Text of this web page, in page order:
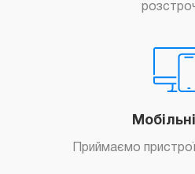
Приймаємо пристрої